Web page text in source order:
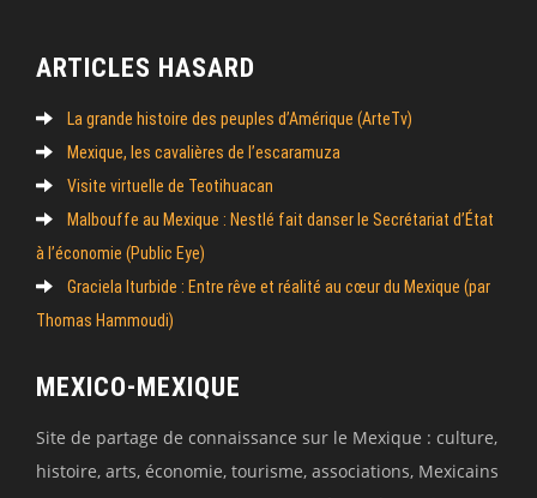
ARTICLES HASARD
La grande histoire des peuples d’Amérique (ArteTv)
Mexique, les cavalières de l’escaramuza
Visite virtuelle de Teotihuacan
Malbouffe au Mexique : Nestlé fait danser le Secrétariat d’État
à l’économie (Public Eye)
Graciela Iturbide : Entre rêve et réalité au cœur du Mexique (par
Thomas Hammoudi)
MEXICO-MEXIQUE
Site de partage de connaissance sur le Mexique : culture,
histoire, arts, économie, tourisme, associations, Mexicains